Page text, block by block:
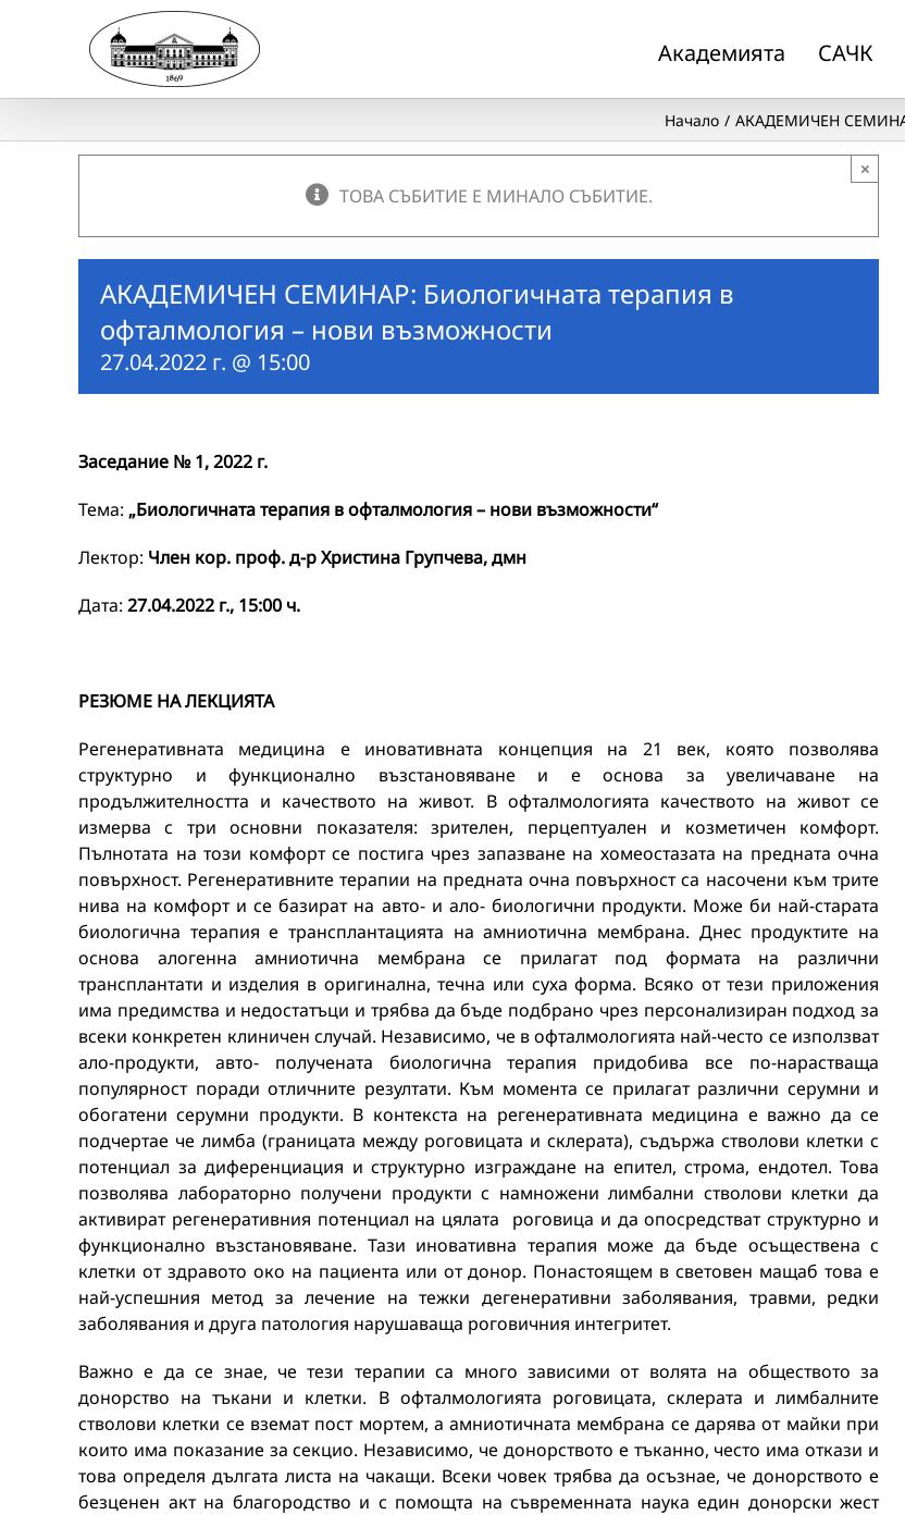
Академията САЧК
Начало АКАДЕМИЧЕН
ТОВА СЪБИТИЕ Е МИНАЛО СЪБИТИЕ.
×
АКАДЕМИЧЕН СЕМИНАР: Биологичната терапия в
офталмология – нови възможности
27.04.2022 г. @ 15:00
Заседание № 1, 2022 г.
Тема: „Биологичната терапия в офталмология – нови възможности“
Лектор: Член кор. проф. д-р Христина Групчева, дмн
Дата: 27.04.2022 г., 15:00 ч.
РЕЗЮМЕ НА ЛЕКЦИЯТА
Регенеративната медицина e иновативната концепция на 21 век, която позволява
структурно и функционално възстановяване и е основа за увеличаване на
продължителността и качеството на живот. В офталмологията качеството на живот се
измерва с три основни показателя: зрителен, перцептуален и козметичен комфорт.
Пълнотата на този комфорт се постига чрез запазване на хомеостазата на предната очна
повърхност. Регенеративните терапии на предната очна повърхност са насочени към трите
нива на комфорт и се базират на авто- и ало- биологични продукти. Може би най-старата
биологична терапия е трансплантацията на амниотична мембрана. Днес продуктите на
основа алогенна амниотична мембрана се прилагат под формата на различни
трансплантати и изделия в оригинална, течна или суха форма. Всяко от тези приложения
има предимства и недостатъци и трябва да бъде подбрано чрез персонализиран подход за
всеки конкретен клиничен случай. Независимо, че в офталмологията най-често се използват
ало-продукти, авто- получената биологична терапия придобива все по-нарастваща
популярност поради отличните резултати. Към момента се прилагат различни серумни и
обогатени серумни продукти. В контекста на регенеративната медицина е важно да се
подчертае че лимба (границата между роговицата и склерата), съдържа стволови клетки с
потенциал за диференциация и структурно изграждане на епител, строма, ендотел. Това
позволява лабораторно получени продукти с намножени лимбални стволови клетки да
активират регенеративния потенциал на цялата роговица и да опосредстват структурно и
функционално възстановяване. Тази иновативна терапия може да бъде осъществена с
клетки от здравото око на пациента или от донор. Понастоящем в световен мащаб това е
най-успешния метод за лечение на тежки дегенеративни заболявания, травми, редки
заболявания и друга патология нарушаваща роговичния интегритет.
Важно е да се знае, че тези терапии са много зависими от волята на обществото за
донорство на тъкани и клетки. В офталмологията роговицата, склерата и лимбалните
стволови клетки се вземат пост мортем, а амниотичната мембрана се дарява от майки при
които има показание за секцио. Независимо, че донорството е тъканно, често има откази и
това определя дългата листа на чакащи. Всеки човек трябва да осъзнае, че донорството е
безценен акт на благородство и с помощта на съвременната наука един донорски жест